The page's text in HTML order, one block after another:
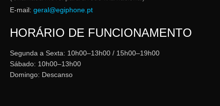
E-mail: geral@egiphone.pt
HORÁRIO DE FUNCIONAMENTO
Segunda a Sexta: 10h00–13h00 / 15h00–19h00
Sábado: 10h00–13h00
Domingo: Descanso